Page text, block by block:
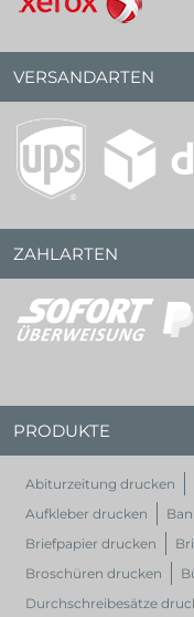
VERSANDARTEN
ZAHLARTEN
PRODUKTE
Abiturzeitung drucken
Aufkleber drucken
Briefpapier drucken
Broschüren drucken
Durchschreibesätze